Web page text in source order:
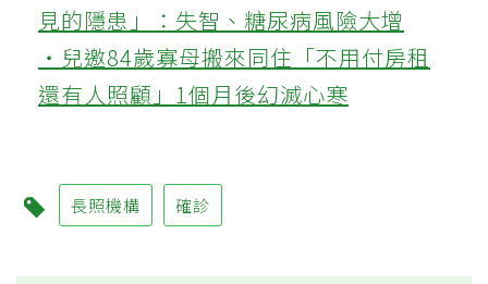
見的隱患」：失智、糖尿病風險大增
‧兒邀84歲寡母搬來同住「不用付房租
還有人照顧」1個月後幻滅心寒
長照機構 確診